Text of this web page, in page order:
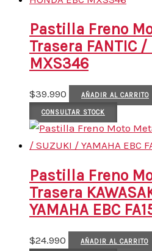
Pastilla Freno
Trasera FANTIC /
MXS346
$39.990 AÑADIR AL CARRITO
CONSULTAR STOCK
Pastilla Freno
Trasera
YAMAHA EBC
$24.990 AÑADIR AL CARRITO